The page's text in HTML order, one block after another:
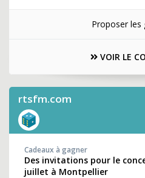
Proposer les
VOIR LE
rtsfm.com
Cadeaux à gagner
Des invitations pour le
juillet à Montpellier